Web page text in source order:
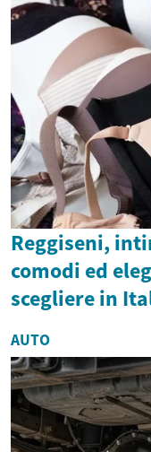
Reggiseni,
comodi ed
scegliere in
AUTO